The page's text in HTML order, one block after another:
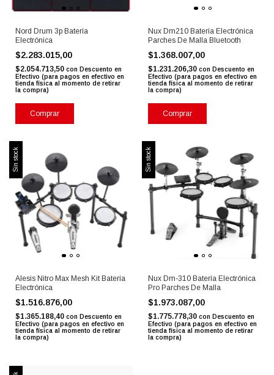
Nord Drum 3p Batería
Electrónica
$2.283.015,00
$2.054.713,50 con Descuento en
Efectivo (para pagos en efectivo en
tienda física al momento de retirar
la compra)
Nux Dm210 Batería Electrónica
Parches De Malla Bluetooth
$1.368.007,00
$1.231.206,30 con Descuento en
Efectivo (para pagos en efectivo en
tienda física al momento de retirar
la compra)
Sin stock
Alesis Nitro Max Mesh Kit Batería
Electrónica
$1.516.876,00
$1.365.188,40 con Descuento en
Efectivo (para pagos en efectivo en
tienda física al momento de retirar
la compra)
Sin stock
Nux Dm-310 Batería Electrónica
Pro Parches De Malla
$1.973.087,00
$1.775.778,30 con Descuento en
Efectivo (para pagos en efectivo en
tienda física al momento de retirar
la compra)